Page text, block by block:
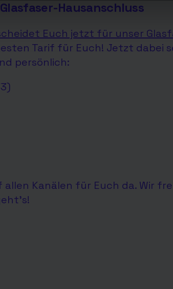
Hausanschluss
Euch jetzt für unser
Tarif für Euch! Jetzt dabei
persönlich:
Kanälen für Euch da. Wir